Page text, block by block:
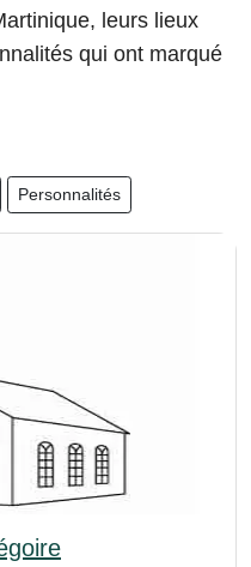
leurs lieux
qui ont marqué
Personnalités